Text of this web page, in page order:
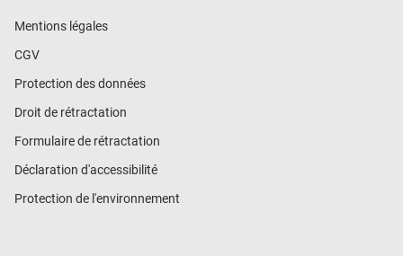
Mentions légales
CGV
Protection des données
Droit de rétractation
Formulaire de rétractation
Déclaration d'accessibilité
Protection de l'environnement